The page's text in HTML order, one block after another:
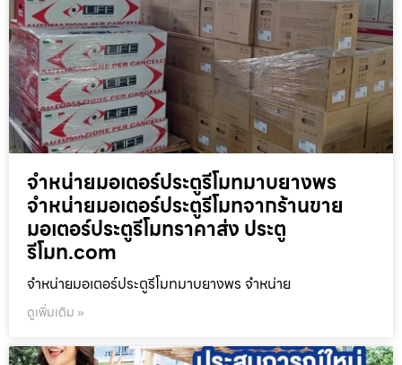
จำหน่ายมอเตอร์ประตูรีโมทมาบยางพร
จำหน่ายมอเตอร์ประตูรีโมทจากร้านขาย
มอเตอร์ประตูรีโมทราคาส่ง ประตู
รีโมท.com
จำหน่ายมอเตอร์ประตูรีโมทมาบยางพร จำหน่าย
ดูเพิ่มเติม »